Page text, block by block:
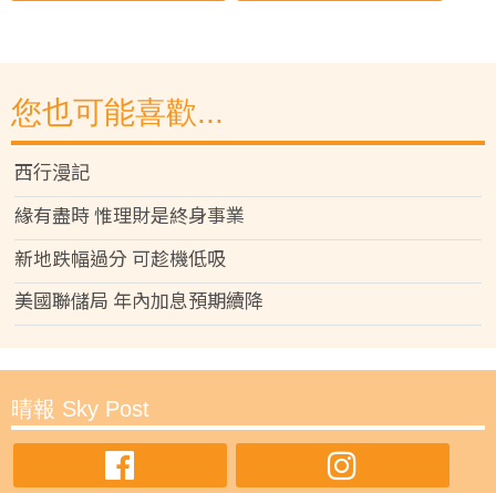
您也可能喜歡...
西行漫記
緣有盡時 惟理財是終身事業
新地跌幅過分 可趁機低吸
美國聯儲局 年內加息預期續降
晴報 Sky Post